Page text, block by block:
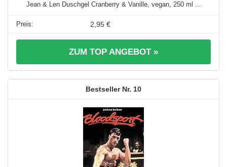
Jean & Len Duschgel Cranberry & Vanille, vegan, 250 ml ...
2,95 €
ZUM TOP ANGEBOT »
10